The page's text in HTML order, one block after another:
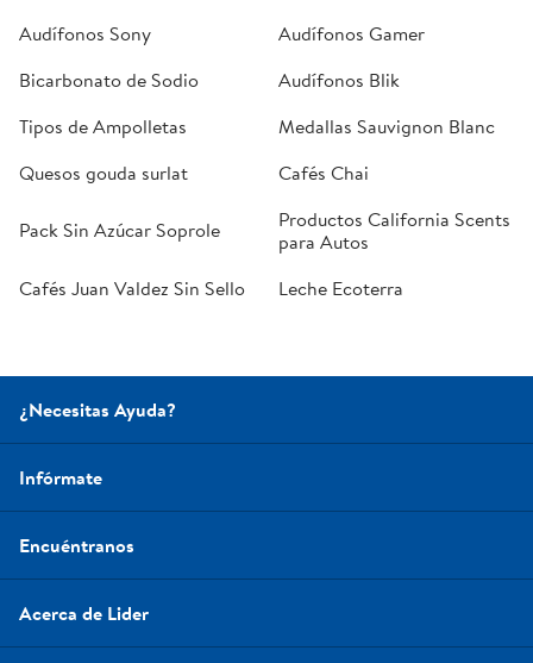
Audífonos Sony
Audífonos Gamer
Bicarbonato de Sodio
Audífonos Blik
Tipos de Ampolletas
Medallas Sauvignon Blanc
Quesos gouda surlat
Cafés Chai
Pack Sin Azúcar Soprole
Productos California Scents
para Autos
Cafés Juan Valdez Sin Sello
Leche Ecoterra
¿Necesitas Ayuda?
Infórmate
Encuéntranos
Acerca de Lider